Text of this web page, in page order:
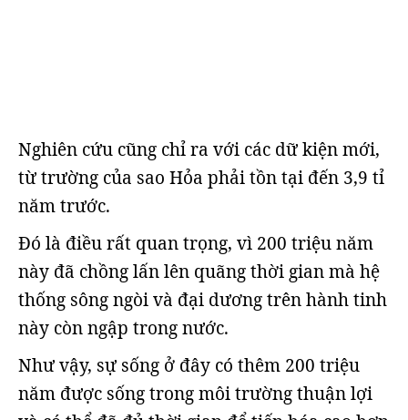
Nghiên cứu cũng chỉ ra với các dữ kiện mới,
từ trường của sao Hỏa phải tồn tại đến 3,9 tỉ
năm trước.
Đó là điều rất quan trọng, vì 200 triệu năm
này đã chồng lấn lên quãng thời gian mà hệ
thống sông ngòi và đại dương trên hành tinh
này còn ngập trong nước.
Như vậy, sự sống ở đây có thêm 200 triệu
năm được sống trong môi trường thuận lợi